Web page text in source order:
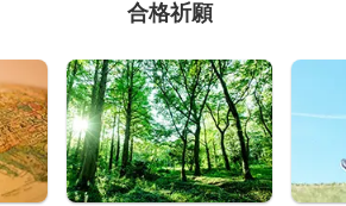
合格祈願